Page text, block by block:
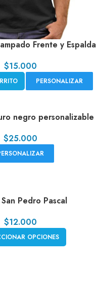
Frente y Espalda
$15.000
PERSONALIZAR
negro personalizable
$25.000
Pedro Pascal
$12.000
OPCIONES